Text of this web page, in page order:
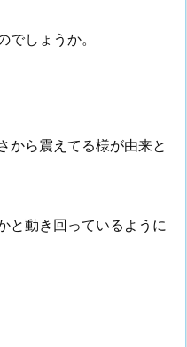
しょうか。
から震えてる様が由来と
と動き回っているように